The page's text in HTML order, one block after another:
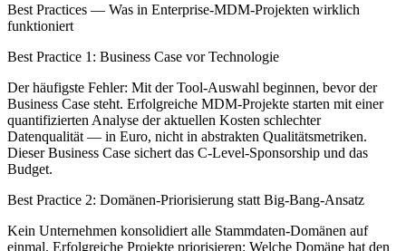
Best Practices — Was in Enterprise-MDM-Projekten wirklich
funktioniert
Best Practice 1: Business Case vor Technologie
Der häufigste Fehler: Mit der Tool-Auswahl beginnen, bevor der
Business Case steht. Erfolgreiche MDM-Projekte starten mit einer
quantifizierten Analyse der aktuellen Kosten schlechter
Datenqualität — in Euro, nicht in abstrakten Qualitätsmetriken.
Dieser Business Case sichert das C-Level-Sponsorship und das
Budget.
Best Practice 2: Domänen-Priorisierung statt Big-Bang-Ansatz
Kein Unternehmen konsolidiert alle Stammdaten-Domänen auf
einmal. Erfolgreiche Projekte priorisieren: Welche Domäne hat den